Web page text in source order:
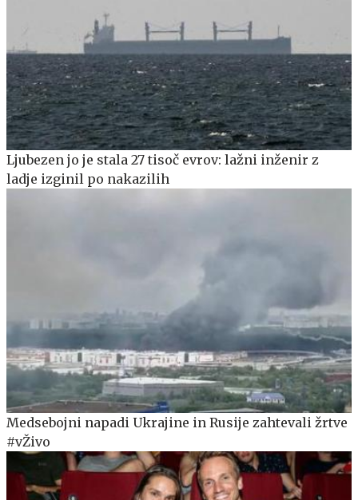
Ljubezen jo je stala 27 tisoč evrov: lažni inženir z
ladje izginil po nakazilih
Medsebojni napadi Ukrajine in Rusije zahtevali žrtve
#vŽivo